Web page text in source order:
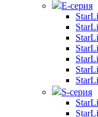
E-серия
S-серия